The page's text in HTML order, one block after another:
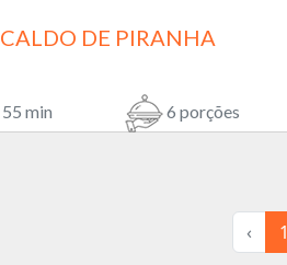
CALDO DE PIRANHA
55 min 6 porções
‹ 1